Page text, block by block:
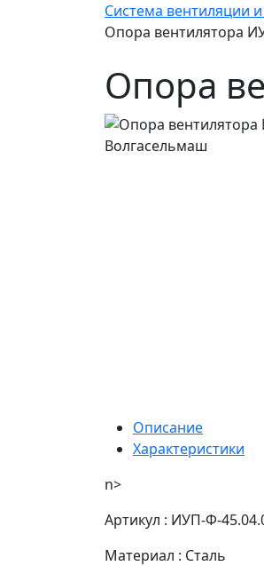
Система вентиляции
Опора вентилятора
Опора
Описание
Характеристики
n>
Артикул : ИУП-Ф-
Материал : Сталь